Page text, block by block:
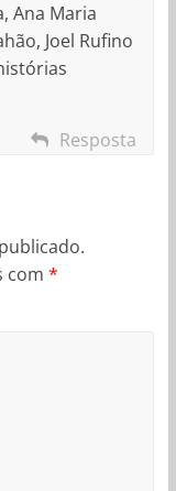
Ana Maria
Joel Rufino
Resposta
com *